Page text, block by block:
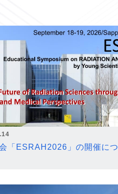
「ESRAH2026」の開催につ